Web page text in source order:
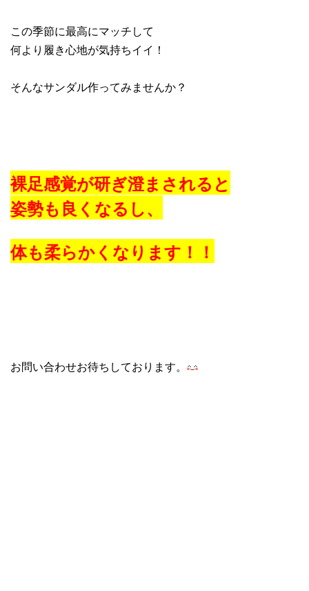
この季節に最高にマッチして
何より履き心地が気持ちイイ！
そんなサンダル作ってみませんか？
裸足感覚が研ぎ澄まされると
姿勢も良くなるし、
体も柔らかくなります！！
お問い合わせお待ちしております。